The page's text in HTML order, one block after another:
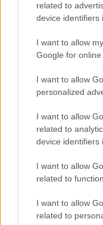
related to
device identifiers
I want to allow
Google for
I want to allow
personalized
I want to allow
related to
device identifiers
I want to allow
related to
I want to allow
related to
Schall
vizsgálat indult,
a baleset
az ütközést a
azonban részletes
felmentették.
A döntés
maradt reális